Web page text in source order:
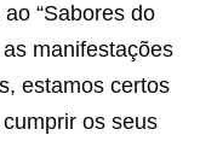
“Sabores do
manifestações
estamos certos
os seus